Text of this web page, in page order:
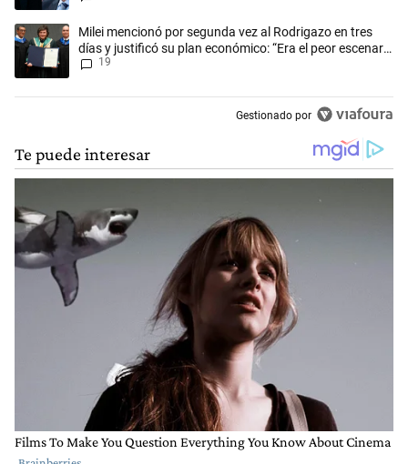
Un artículo de tendencia con el título "Milei mencionó por segunda
Milei mencionó por segunda vez al Rodrigazo en tres
días y justificó su plan económico: “Era el peor escenario
posible”
19
Gestionado por